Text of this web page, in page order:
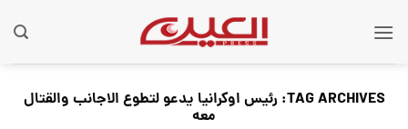
TAG ARCHIVES: رئيس اوكرانيا يدعو لتطوع الاجانب والقتال
معه